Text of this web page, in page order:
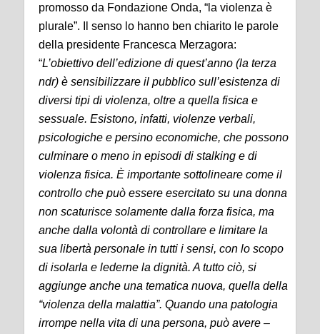
promosso da Fondazione Onda, “la violenza è
plurale”. Il senso lo hanno ben chiarito le parole
della presidente Francesca Merzagora:
“L’obiettivo dell’edizione di quest’anno (la terza
ndr) è sensibilizzare il pubblico sull’esistenza di
diversi tipi di violenza, oltre a quella fisica e
sessuale. Esistono, infatti, violenze verbali,
psicologiche e persino economiche, che possono
culminare o meno in episodi di stalking e di
violenza fisica. È importante sottolineare come il
controllo che può essere esercitato su una donna
non scaturisce solamente dalla forza fisica, ma
anche dalla volontà di controllare e limitare la
sua libertà personale in tutti i sensi, con lo scopo
di isolarla e lederne la dignità. A tutto ciò, si
aggiunge anche una tematica nuova, quella della
“violenza della malattia”. Quando una patologia
irrompe nella vita di una persona, può avere –